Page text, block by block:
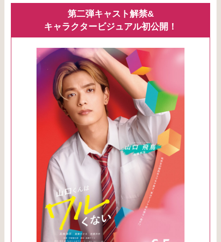
第二弾キャスト解禁&
キャラクタービジュアル初公開！